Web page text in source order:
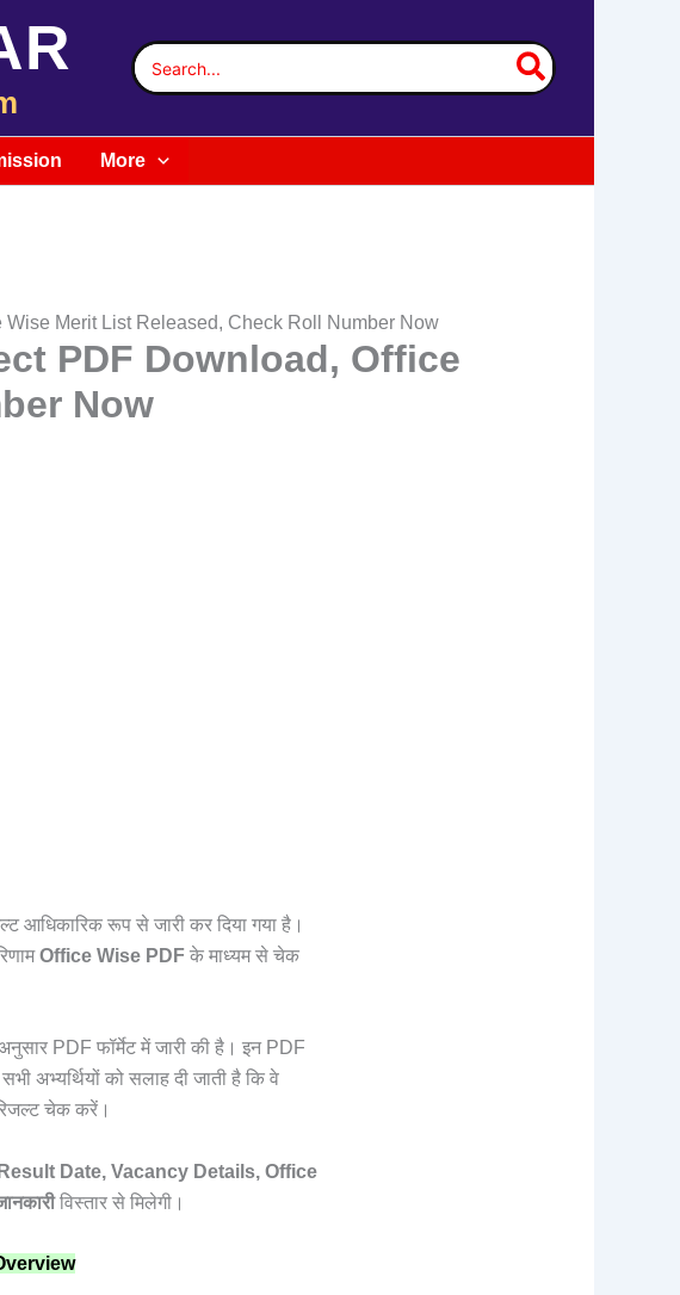
Search
for:
More
Merit List Released, Check Roll Number Now
PDF Download, Office
Now
आधिकारिक रूप से जारी कर दिया गया है।
Office Wise PDF के माध्यम से चेक
PDF फॉर्मेट में जारी की है। इन PDF
अभ्यर्थियों को सलाह दी जाती है कि वे
चेक करें।
Date, Vacancy Details, Office
विस्तार से मिलेगी।